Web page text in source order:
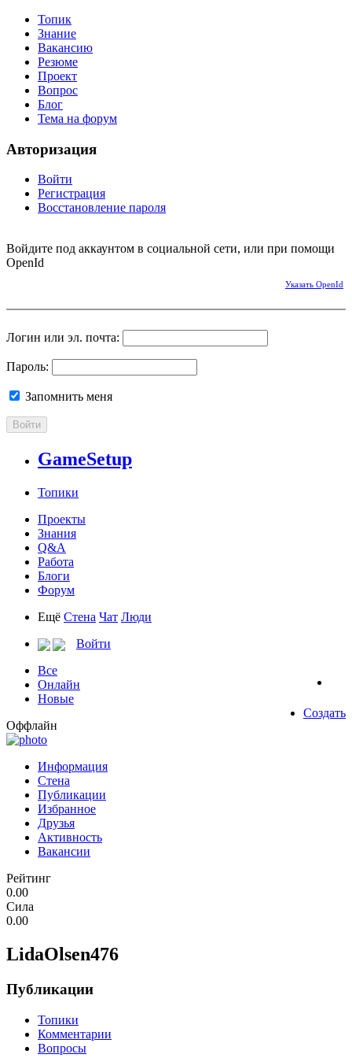
Топик
Знание
Вакансию
Резюме
Проект
Вопрос
Блог
Тема на форум
Авторизация
Войти
Регистрация
Восстановление пароля
Войдите под аккаунтом в социальной сети, или при помощи
OpenId
Указать OpenId
Логин или эл. почта:
Пароль:
Запомнить меня
Войти
GameSetup
Топики
Проекты
Знания
Q&A
Работа
Блоги
Форум
Ещё Стена Чат Люди
Войти
Все
Онлайн
Новые
Создать
Оффлайн
Информация
Стена
Публикации
Избранное
Друзья
Активность
Вакансии
Рейтинг
0.00
Сила
0.00
LidaOlsen476
Публикации
Топики
Комментарии
Вопросы